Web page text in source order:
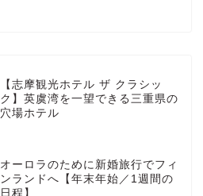
【志摩観光ホテル ザ クラシッ
ク】英虞湾を一望できる三重県の
穴場ホテル
オーロラのために新婚旅行でフィ
ンランドへ【年末年始／1週間の
日程】
HOTEL
MarriottBonvoy
TRAVEL